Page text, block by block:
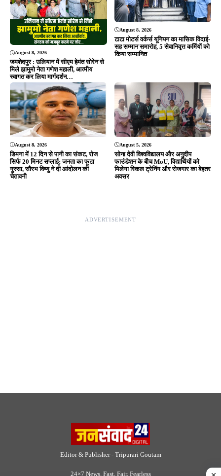
August 8, 2026
जमशेदपुर : उलियान में सीएम हेमंत सोरेन से
मिले झामुमो नेता गणेश महाली, आत्मीय
स्वागत कर लिया मार्गदर्शन…
August 8, 2026
टाटा मोटर्स वर्कर्स यूनियन का मासिक विदाई-
सह सम्मान समारोह, 5 सेवानिवृत्त कर्मियों को
किया सम्मानित
August 8, 2026
डिमना में 12 दिन से पानी का संकट, रोज
सिर्फ 20 मिनट सप्लाई; जनता का फूटा
गुस्सा, सौरभ विष्णु ने दी आंदोलन की
चेतावनी
August 5, 2026
सोना देवी विश्वविद्यालय और अनुदीप
फाउंडेशन के बीच MoU, विद्यार्थियों को
मिलेगा स्किल ट्रेनिंग और रोजगार का बेहतर
अवसर
ADVERTISEMENT
Editor & Publisher - Tripurari Goutam
24×7 News. Fast, Fair, Fearless